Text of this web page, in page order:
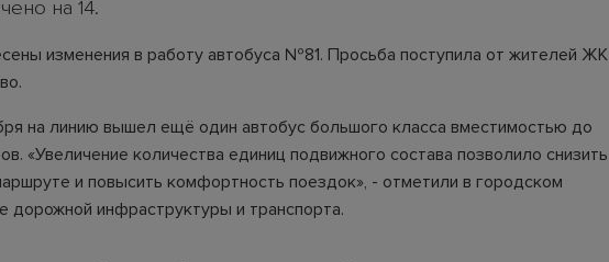
на 14.
изменения в работу автобуса №81. Просьба поступила от жителей ЖК
на линию вышел ещё один автобус большого класса вместимостью до
«Увеличение количества единиц подвижного состава позволило снизить
и повысить комфортность поездок», - отметили в городском
дорожной инфраструктуры и транспорта.